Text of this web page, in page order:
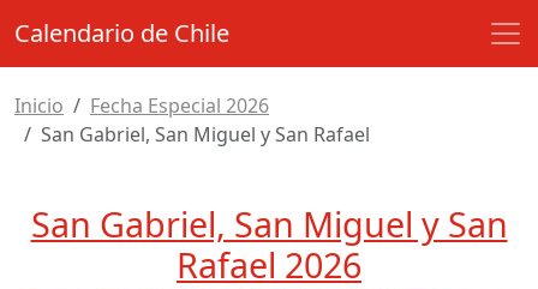
Calendario de Chile
Inicio
Fecha Especial 2026
San Gabriel, San Miguel y San Rafael
San Gabriel, San Miguel y San
Rafael 2026